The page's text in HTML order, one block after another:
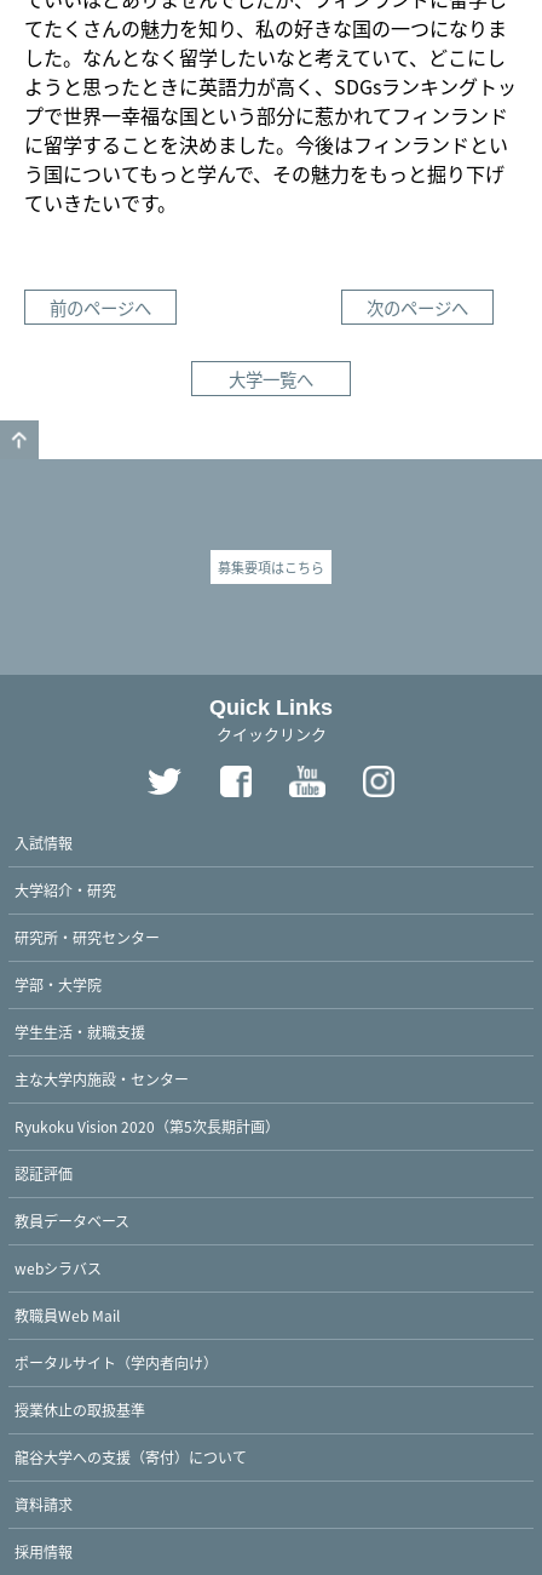
てたくさんの魅力を知り、私の好きな国の一つになりま
した。なんとなく留学したいなと考えていて、どこにし
ようと思ったときに英語力が高く、SDGsランキングトッ
プで世界一幸福な国という部分に惹かれてフィンランド
に留学することを決めました。今後はフィンランドとい
う国についてもっと学んで、その魅力をもっと掘り下げ
ていきたいです。
前のページへ 次のページへ
大学一覧へ
募集要項はこちら
Quick Links
クイックリンク
Twitter FacebookYouTube
入試情報
大学紹介・研究
研究所・研究センター
学部・大学院
学生生活・就職支援
主な大学内施設・センター
Ryukoku Vision 2020（第5次長期計画）
認証評価
教員データベース
webシラバス
教職員Web Mail
ポータルサイト（学内者向け）
授業休止の取扱基準
龍谷大学への支援（寄付）について
資料請求
採用情報